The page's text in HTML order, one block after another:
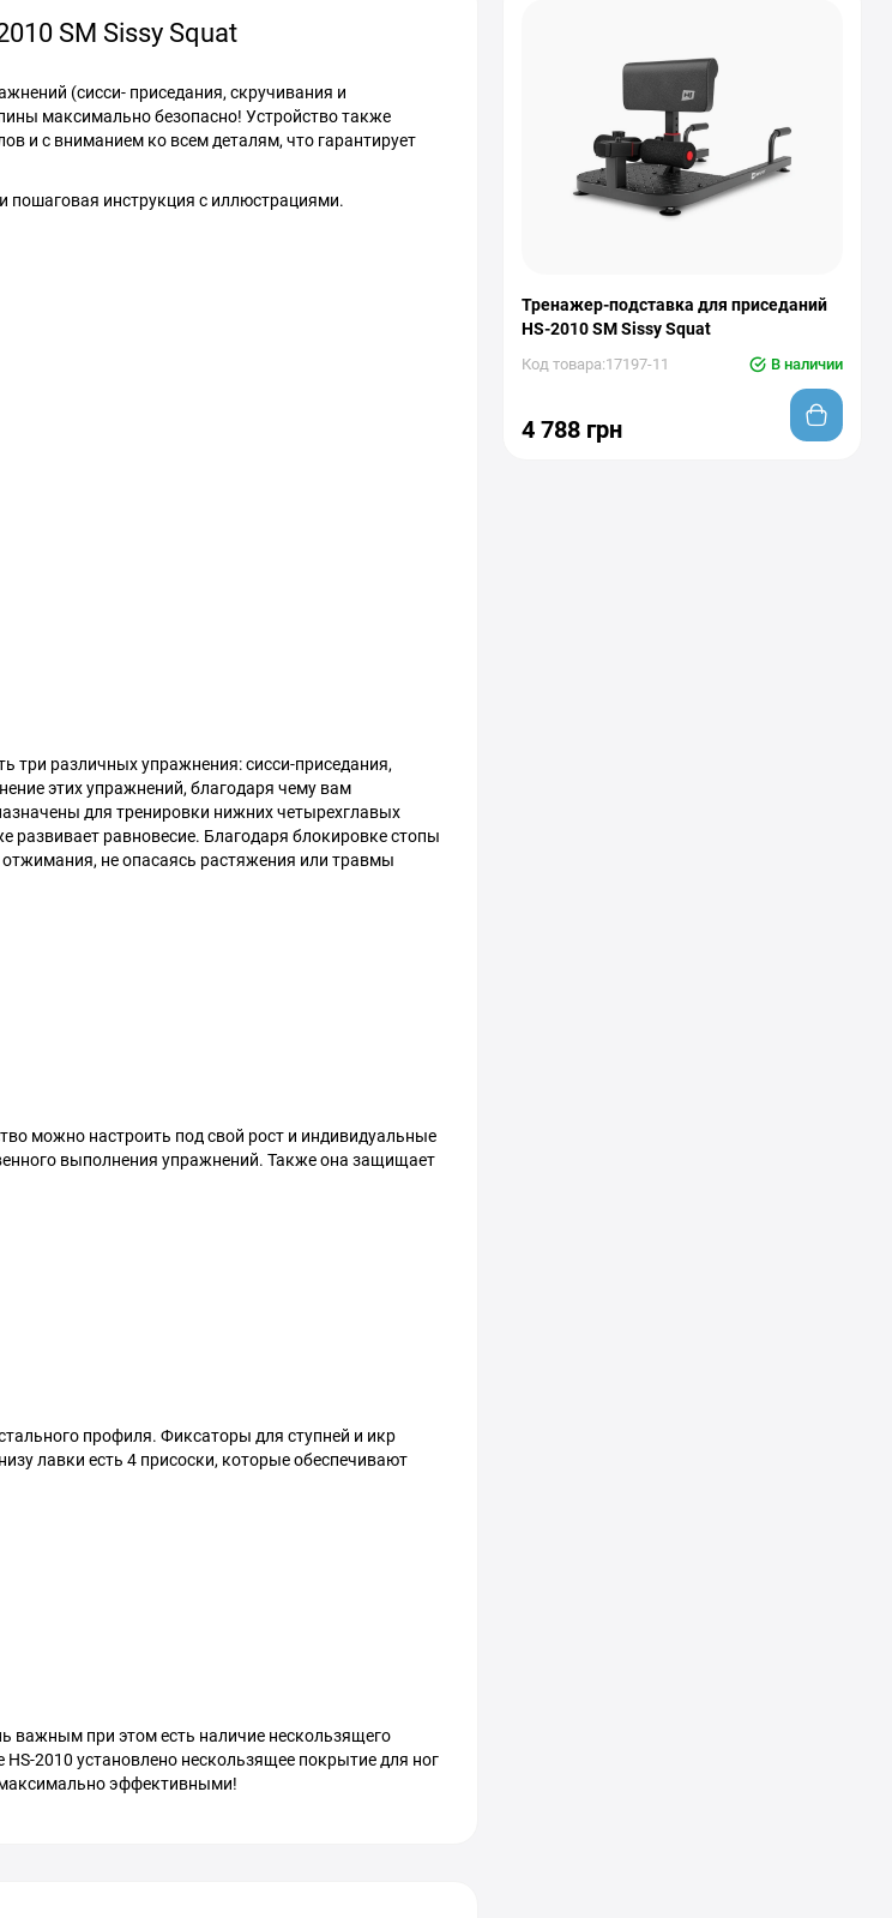
SM Sissy Squat
(сисси- приседания, скручивания и
максимально безопасно! Устройство также
и с вниманием ко всем деталям, что гарантирует
пошаговая инструкция с иллюстрациями.
три различных упражнения: сисси-приседания,
этих упражнений, благодаря чему вам
для тренировки нижних четырехглавых
развивает равновесие. Благодаря блокировке стопы
не опасаясь растяжения или травмы
можно настроить под свой рост и индивидуальные
выполнения упражнений. Также она защищает
профиля. Фиксаторы для ступней и икр
лавки есть 4 присоски, которые обеспечивают
важным при этом есть наличие нескользящего
2010 установлено нескользящее покрытие для ног
эффективными!
Тренажер-подставка для приседаний
HS-2010 SM Sissy Squat
Код товара:17197-11 В наличии
4 788 грн